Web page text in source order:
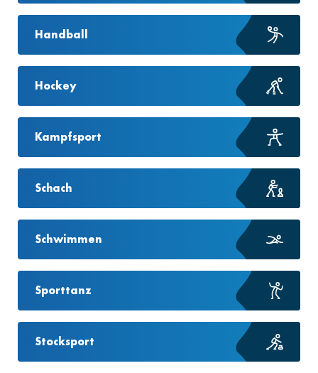
Handball
Hockey
Kampfsport
Schach
Schwimmen
Sporttanz
Stocksport